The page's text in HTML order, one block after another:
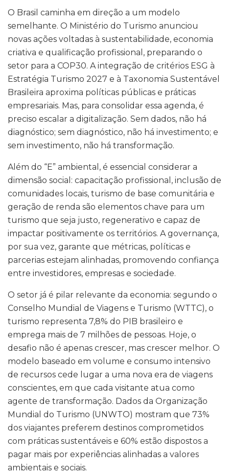
O Brasil caminha em direção a um modelo
semelhante. O Ministério do Turismo anunciou
novas ações voltadas à sustentabilidade, economia
criativa e qualificação profissional, preparando o
setor para a COP30. A integração de critérios ESG à
Estratégia Turismo 2027 e à Taxonomia Sustentável
Brasileira aproxima políticas públicas e práticas
empresariais. Mas, para consolidar essa agenda, é
preciso escalar a digitalização. Sem dados, não há
diagnóstico; sem diagnóstico, não há investimento; e
sem investimento, não há transformação.
Além do “E” ambiental, é essencial considerar a
dimensão social: capacitação profissional, inclusão de
comunidades locais, turismo de base comunitária e
geração de renda são elementos chave para um
turismo que seja justo, regenerativo e capaz de
impactar positivamente os territórios. A governança,
por sua vez, garante que métricas, políticas e
parcerias estejam alinhadas, promovendo confiança
entre investidores, empresas e sociedade.
O setor já é pilar relevante da economia: segundo o
Conselho Mundial de Viagens e Turismo (WTTC), o
turismo representa 7,8% do PIB brasileiro e
emprega mais de 7 milhões de pessoas. Hoje, o
desafio não é apenas crescer, mas crescer melhor. O
modelo baseado em volume e consumo intensivo
de recursos cede lugar a uma nova era de viagens
conscientes, em que cada visitante atua como
agente de transformação. Dados da Organização
Mundial do Turismo (UNWTO) mostram que 73%
dos viajantes preferem destinos comprometidos
com práticas sustentáveis e 60% estão dispostos a
pagar mais por experiências alinhadas a valores
ambientais e sociais.